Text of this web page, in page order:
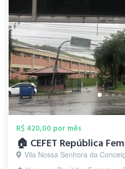
R$ 420,00 por mês
🏠 CEFET República
Vila Nossa Senhora da